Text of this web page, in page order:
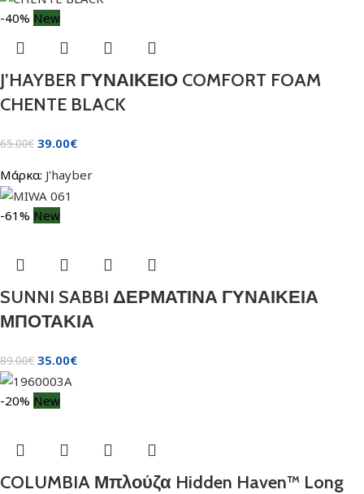
-40% New
J’HAYBER ΓΥΝΑΙΚΕΙΟ COMFORT FOAM
CHENTE BLACK
65.00€ 39.00€
Μάρκα: J'hayber
-61% New
SUNNI SABBI ΔΕΡΜΑΤΙΝΑ ΓΥΝΑΙΚΕΙΑ
ΜΠΟΤΑΚΙΑ
89.00€ 35.00€
-20% New
COLUMBIA Μπλούζα Hidden Haven™ Long